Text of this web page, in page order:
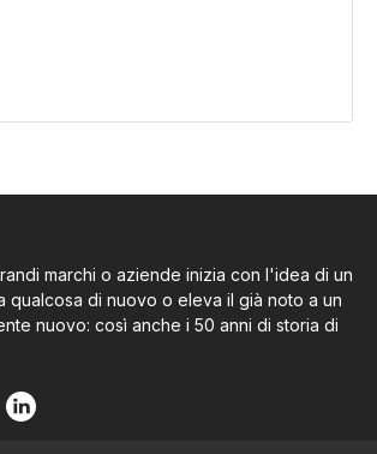
marchi o aziende inizia con l'idea di un
qualcosa di nuovo o eleva il già noto a un
nuovo: così anche i 50 anni di storia di